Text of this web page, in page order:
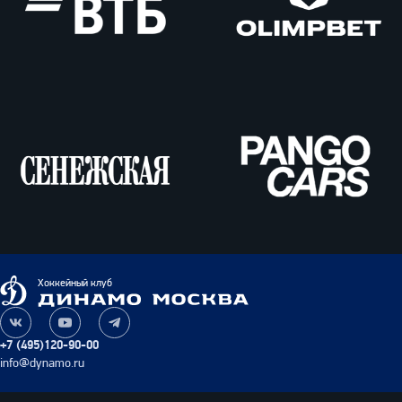
Cars
Динамо
Москва
Хоккейный клуб
+7 (495)120-90-00
info@dynamo.ru
Наша
группа
ВКонтакте
Наш
канал
на
Наш
канал